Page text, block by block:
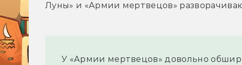
Луны» и «Армии мертвецов»
У «Армии мертвецов» довольно